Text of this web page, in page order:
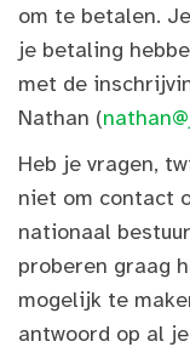
om te betalen.
je betaling
met de
Nathan (
Heb je vragen,
niet om contact
nationaal
proberen graag
mogelijk te
antwoord op al